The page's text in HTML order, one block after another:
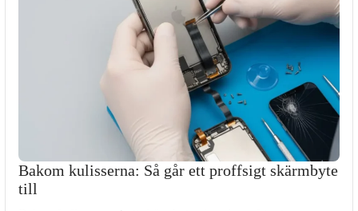
Bakom kulisserna: Så går ett proffsigt skärmbyte
till